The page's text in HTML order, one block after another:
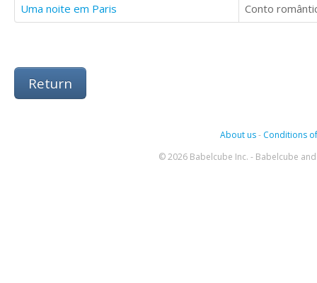
Uma noite em Paris
Conto
Return
About us- Conditions
© 2026 Babelcube Inc. - Babelcube